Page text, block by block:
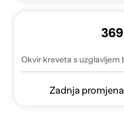
Okvir kreveta s uzglavljem
Zadnja